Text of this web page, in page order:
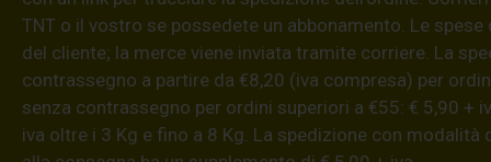
TNT o il vostro se possedete un abbonamento. Le
del cliente; la merce viene inviata tramite corriere. La
contrassegno a partire da €8,20 (iva compresa) per
senza contrassegno per ordini superiori a €55: € 5,90 +
iva oltre i 3 Kg e fino a 8 Kg. La spedizione con